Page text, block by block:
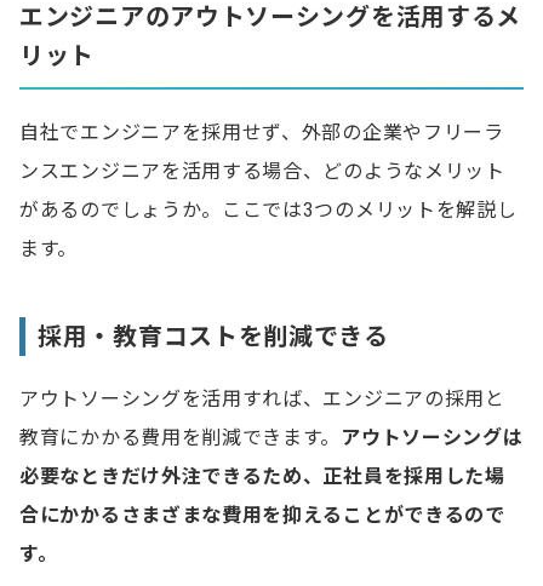
エンジニアのアウトソーシングを活用するメ
リット
自社でエンジニアを採用せず、外部の企業やフリーラ
ンスエンジニアを活用する場合、どのようなメリット
があるのでしょうか。ここでは3つのメリットを解説し
ます。
採用・教育コストを削減できる
アウトソーシングを活用すれば、エンジニアの採用と
教育にかかる費用を削減できます。 アウトソーシングは
必要なときだけ外注できるため、正社員を採用した場
合にかかるさまざまな費用を抑えることができるので
す。